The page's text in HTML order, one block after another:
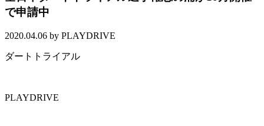
で申請中
2020.04.06 by PLAYDRIVE
ダートトライアル
PLAYDRIVE